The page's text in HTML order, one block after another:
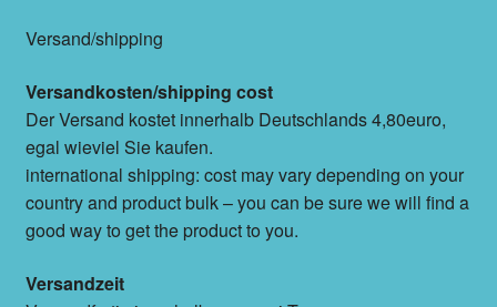
Versand/shipping
Versandkosten/shipping cost
Der Versand kostet innerhalb Deutschlands 4,80euro,
egal wieviel Sie kaufen.
international shipping: cost may vary depending on your
country and product bulk – you can be sure we will find a
good way to get the product to you.
Versandzeit